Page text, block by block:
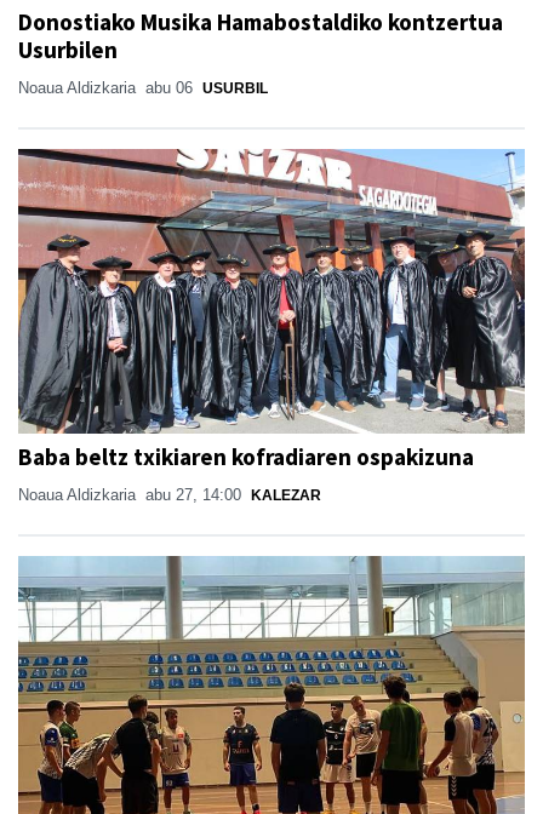
Donostiako Musika Hamabostaldiko kontzertua
Usurbilen
Noaua Aldizkaria abu 06 USURBIL
Baba beltz txikiaren kofradiaren ospakizuna
Noaua Aldizkaria abu 27, 14:00 KALEZAR